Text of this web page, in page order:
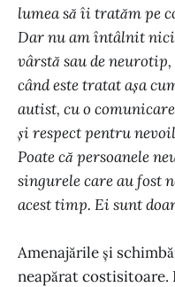
lumea să îi tratăm pe
Dar nu am întâlnit
vârstă sau de
când este tratat așa
autist, cu o
și respect pentru
Poate că persoanele
singurele care au fost
acest timp. Ei sunt
Amenajările și
neapărat costisitoare.